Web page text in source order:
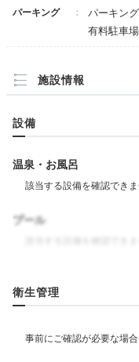
はや瀬 鉄板焼ディナー
館内には地産食材を
ンチや日本料理、鉄
て選べます。「はや
味わって。
パーキング
パーキン
有料駐車
施設情報
設備
温泉・お風呂
プール
エステ・マッサージ
飲食
衛生管理